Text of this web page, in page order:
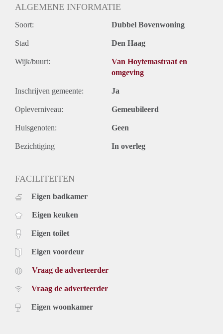
ALGEMENE INFORMATIE
Soort: Dubbel Bovenwoning
Stad Den Haag
Wijk/buurt:
Van Hoytemastraat en
omgeving
Inschrijven gemeente: Ja
Opleverniveau: Gemeubileerd
Huisgenoten: Geen
Bezichtiging In overleg
FACILITEITEN
Eigen badkamer
Eigen keuken
Eigen toilet
Eigen voordeur
Vraag de adverteerder
Vraag de adverteerder
Eigen woonkamer